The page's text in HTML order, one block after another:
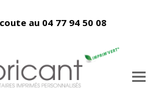
au 04 77 94 50 08